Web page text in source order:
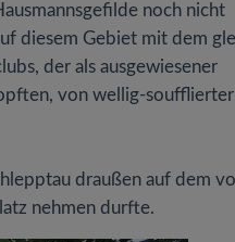
noch nicht
diesem Gebiet mit dem
der als ausgewiesener
von wellig-soufflierter
draußen auf dem
nehmen durfte.